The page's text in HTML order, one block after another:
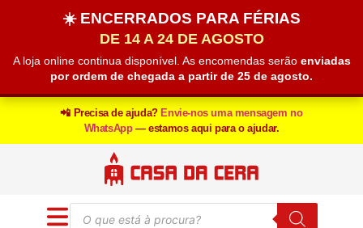
☀️ ENCERRADOS PARA FÉRIAS
DE 14 A 24 DE AGOSTO
A loja online continua disponível. As encomendas serão enviadas
por ordem de chegada a partir de 25 de agosto.
📲 Precisa de ajuda? Envie-nos uma mensagem no
WhatsApp — estamos aqui para o ajudar.